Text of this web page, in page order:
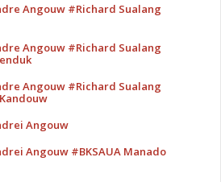
Angouw #Richard Sualang
Angouw #Richard Sualang
Angouw #Richard Sualang
Angouw
Angouw #BKSAUA Manado